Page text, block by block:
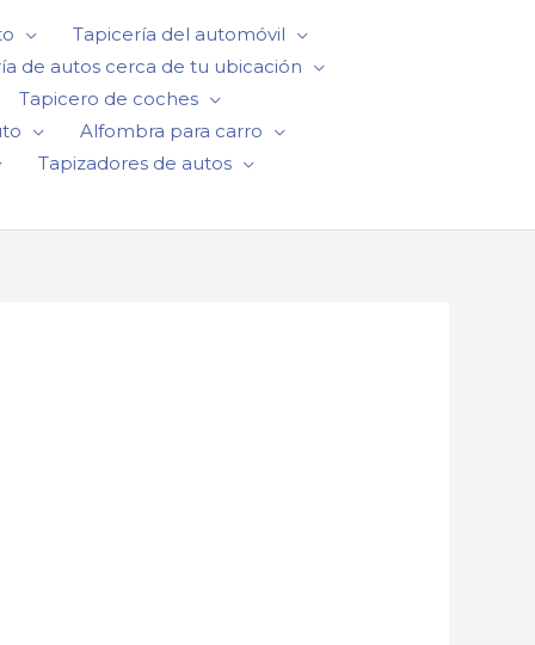
Tapicería del automóvil
de autos cerca de tu ubicación
Tapicero de coches
Alfombra para carro
Tapizadores de autos